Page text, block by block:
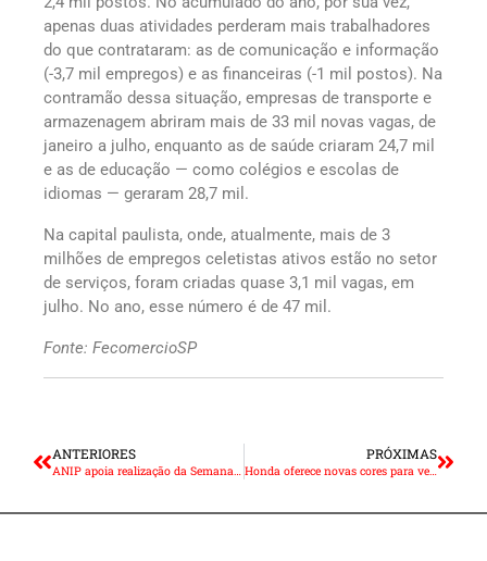
apenas duas atividades perderam mais trabalhadores
do que contrataram: as de comunicação e informação
(-3,7 mil empregos) e as financeiras (-1 mil postos). Na
contramão dessa situação, empresas de transporte e
armazenagem abriram mais de 33 mil novas vagas, de
janeiro a julho, enquanto as de saúde criaram 24,7 mil
e as de educação — como colégios e escolas de
idiomas — geraram 28,7 mil.
Na capital paulista, onde, atualmente, mais de 3
milhões de empregos celetistas ativos estão no setor
de serviços, foram criadas quase 3,1 mil vagas, em
julho. No ano, esse número é de 47 mil.
Fonte: FecomercioSP
ANTERIORES
ANIP apoia realização da Semana Nacional do Trânsito 2023
PRÓXIMAS
Honda oferece novas cores para versões CB 1000R e Black Edition